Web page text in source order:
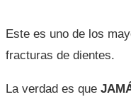
Este es uno de los
fracturas de dientes.
La verdad es que